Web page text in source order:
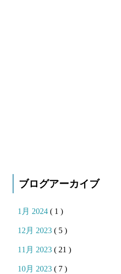
ブログアーカイブ
1月 2024( 1 )
12月 2023( 5 )
11月 2023( 21 )
10月 2023( 7 )